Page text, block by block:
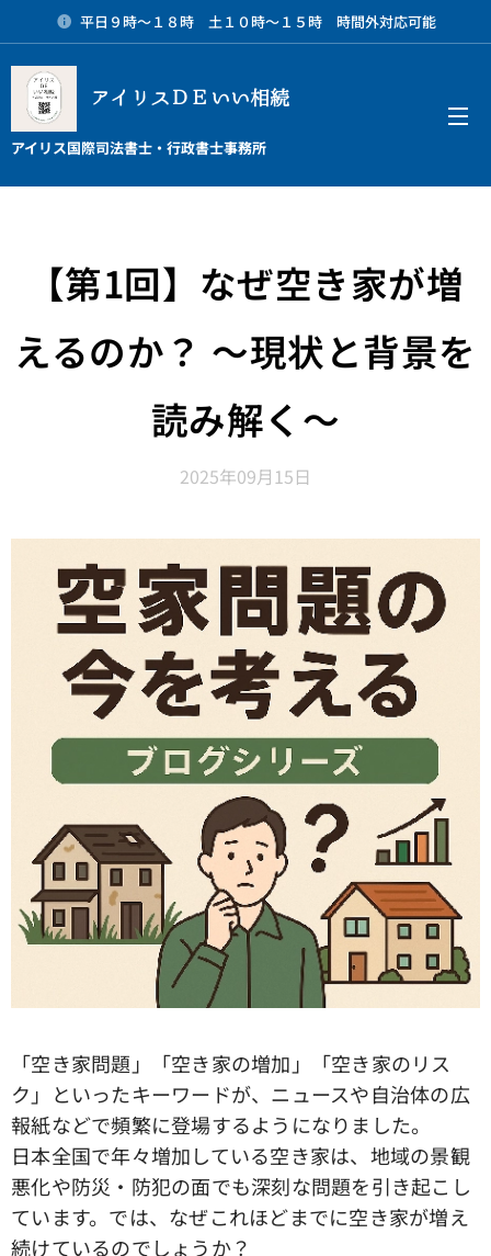
平日９時～１８時 土１０時～１５時 時間外対応可能
アイリスＤＥいい相続
アイリス国際司法書士・行政書士事務所
【第1回】なぜ空き家が増
えるのか？ 〜現状と背景を
読み解く〜
2025年09月15日
「空き家問題」「空き家の増加」「空き家のリス
ク」といったキーワードが、ニュースや自治体の広
報紙などで頻繁に登場するようになりました。
日本全国で年々増加している空き家は、地域の景観
悪化や防災・防犯の面でも深刻な問題を引き起こし
ています。では、なぜこれほどまでに空き家が増え
続けているのでしょうか？